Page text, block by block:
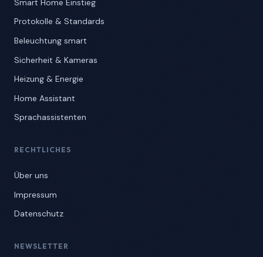
Smart Home Einstieg
Protokolle & Standards
Beleuchtung smart
Sicherheit & Kameras
Heizung & Energie
Home Assistant
Sprachassistenten
RECHTLICHES
Über uns
Impressum
Datenschutz
NEWSLETTER